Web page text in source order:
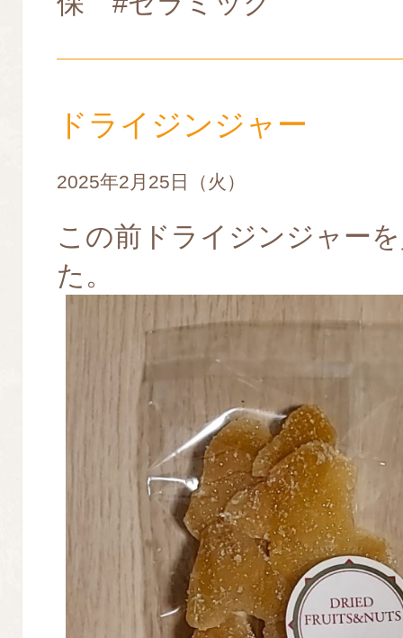
ドライジンジャー
2025年2月25日（火）
この前ドライジンジャー
た。